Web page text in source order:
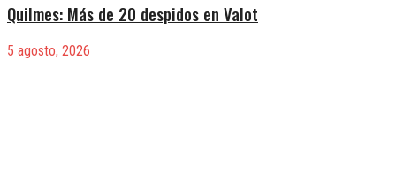
Quilmes: Más de 20 despidos en Valot
5 agosto, 2026